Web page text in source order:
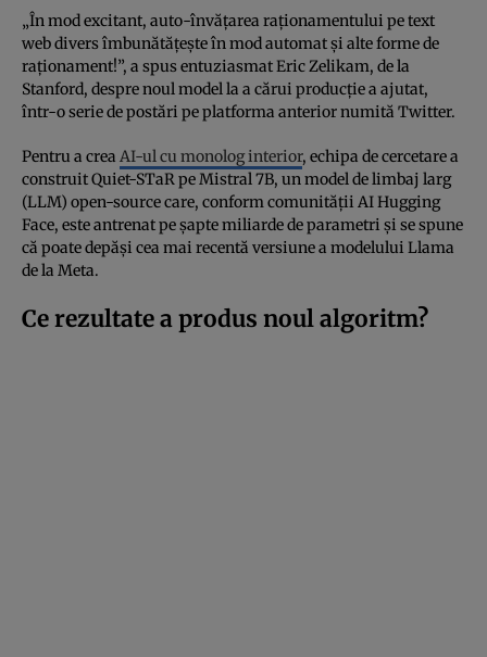
„În mod excitant, auto-învățarea raționamentului pe text
web divers îmbunătățește în mod automat și alte forme de
raționament!”, a spus entuziasmat Eric Zelikam, de la
Stanford, despre noul model la a cărui producție a ajutat,
într-o serie de postări pe platforma anterior numită Twitter.
Pentru a crea AI-ul cu monolog interior, echipa de cercetare a
construit Quiet-STaR pe Mistral 7B, un model de limbaj larg
(LLM) open-source care, conform comunității AI Hugging
Face, este antrenat pe șapte miliarde de parametri și se spune
că poate depăși cea mai recentă versiune a modelului Llama
de la Meta.
Ce rezultate a produs noul algoritm?